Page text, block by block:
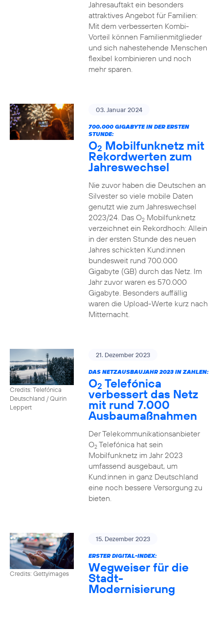
Jahresauftakt ein besonders
attraktives Angebot für Familien:
Mit dem verbesserten Kombi-
Vorteil können Familienmitglieder
und sich nahestehende Menschen
flexibel kombinieren und noch
mehr sparen.
03. Januar 2024
700.000 GIGABYTE IN DER ERSTEN
STUNDE:
O2 Mobilfunknetz mit
Rekordwerten zum
Jahreswechsel
Nie zuvor haben die Deutschen an
Silvester so viele mobile Daten
genutzt wie zum Jahreswechsel
2023/24. Das O2Mobilfunknetz
verzeichnet ein Rekordhoch: Allein
in der ersten Stunde des neuen
Jahres schickten Kund:innen
bundesweit rund 700.000
Gigabyte (GB) durch das Netz. Im
Jahr zuvor waren es 570.000
Gigabyte. Besonders auffällig
waren die Upload-Werte kurz nach
Mitternacht.
Credits: Telefónica
Deutschland / Quirin
Leppert
21. Dezember 2023
DAS NETZAUSBAUJAHR 2023 IN ZAHLEN:
O2 Telefónica
verbessert das Netz
mit rund 7.000
Ausbaumaßnahmen
Der Telekommunikationsanbieter
O2Telefónica hat sein
Mobilfunknetz im Jahr 2023
umfassend ausgebaut, um
Kund:innen in ganz Deutschland
eine noch bessere Versorgung zu
bieten.
Credits: Gettyimages
15. Dezember 2023
ERSTER DIGITAL-INDEX:
Wegweiser für die
Stadt-
Modernisierung